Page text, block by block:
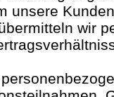
unsere
wir